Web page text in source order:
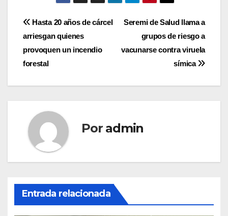
Navegación
de
entradas
Seremi de Salud llama a
grupos de riesgo a
vacunarse contra viruela
símica
Hasta 20 años de cárcel
arriesgan quienes
provoquen un incendio
forestal
Por admin
Entrada relacionada